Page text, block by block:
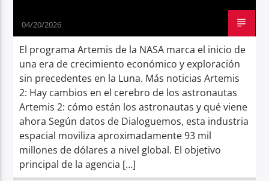
04/20/2026
El programa Artemis de la NASA marca el inicio de
una era de crecimiento económico y exploración
sin precedentes en la Luna. Más noticias Artemis
2: Hay cambios en el cerebro de los astronautas
Artemis 2: cómo están los astronautas y qué viene
ahora Según datos de Dialoguemos, esta industria
espacial moviliza aproximadamente 93 mil
millones de dólares a nivel global. El objetivo
principal de la agencia […]